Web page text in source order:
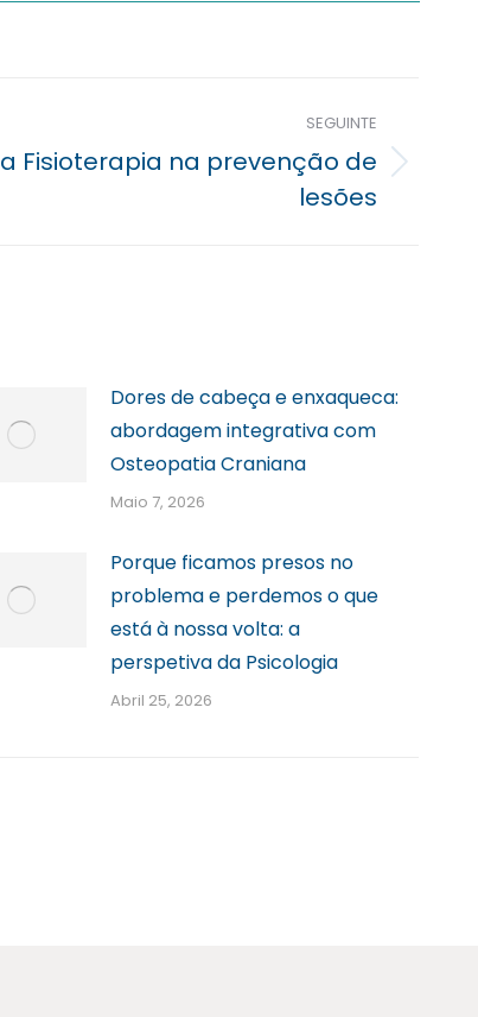
SEGUINTE
Fisioterapia na prevenção de
lesões
Dores de cabeça e enxaqueca:
abordagem integrativa com
Osteopatia Craniana
Maio 7, 2026
Porque ficamos presos no
problema e perdemos o que
está à nossa volta: a
perspetiva da Psicologia
Abril 25, 2026